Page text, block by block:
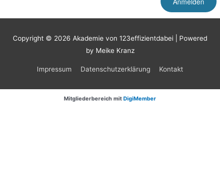
Copyright © 2026 Akademie von 123effizientdabei | Powered
by Meike Kranz
Impressum Datenschutzerklärung Kontakt
Mitgliederbereich mit DigiMember